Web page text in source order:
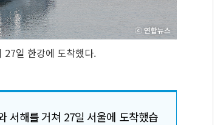
27일 한강에 도착했다.
서해를 거쳐 27일 서울에 도착했습